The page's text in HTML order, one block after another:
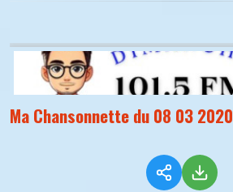
Ma Chansonnette du 08 03 2020